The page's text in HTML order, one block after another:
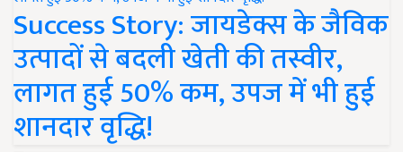
Success Story: जायडेक्स के जैविक
उत्पादों से बदली खेती की तस्वीर,
लागत हुई 50% कम, उपज में भी हुई
शानदार वृद्धि!